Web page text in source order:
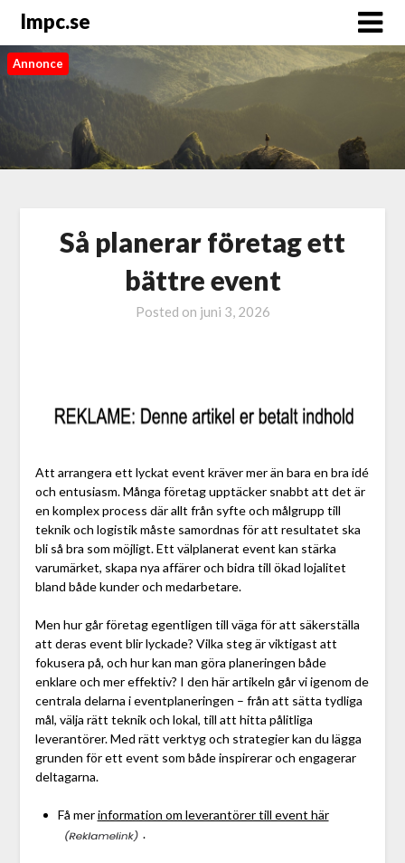
Impc.se
Annonce
Så planerar företag ett
bättre event
Posted on juni 3, 2026
Att arrangera ett lyckat event kräver mer än bara en bra idé
och entusiasm. Många företag upptäcker snabbt att det är
en komplex process där allt från syfte och målgrupp till
teknik och logistik måste samordnas för att resultatet ska
bli så bra som möjligt. Ett välplanerat event kan stärka
varumärket, skapa nya affärer och bidra till ökad lojalitet
bland både kunder och medarbetare.
Men hur går företag egentligen till väga för att säkerställa
att deras event blir lyckade? Vilka steg är viktigast att
fokusera på, och hur kan man göra planeringen både
enklare och mer effektiv? I den här artikeln går vi igenom de
centrala delarna i eventplaneringen – från att sätta tydliga
mål, välja rätt teknik och lokal, till att hitta pålitliga
leverantörer. Med rätt verktyg och strategier kan du lägga
grunden för ett event som både inspirerar och engagerar
deltagarna.
Få merinformation om leverantörer till event här
.